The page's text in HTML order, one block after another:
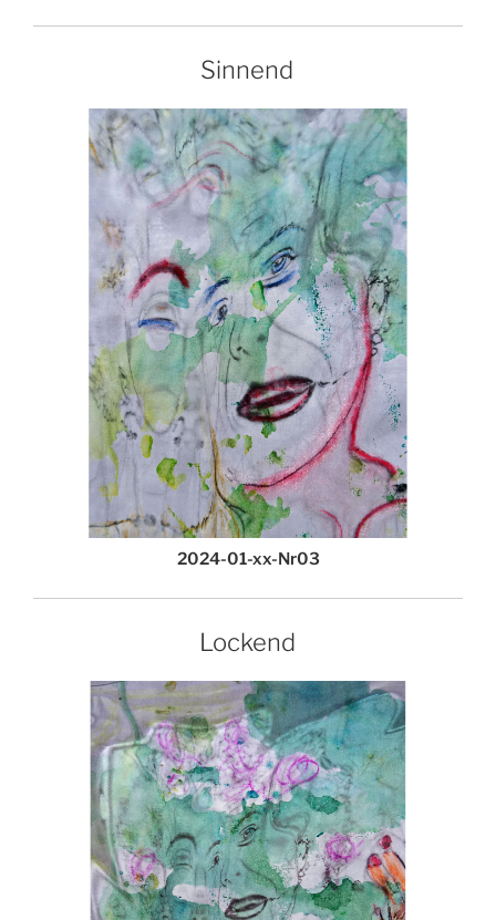
Sinnend
2024-01-xx-Nr03
Lockend